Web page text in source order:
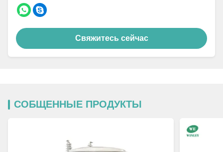
Свяжитесь сейчас
СОБЩЕННЫЕ ПРОДУКТЫ